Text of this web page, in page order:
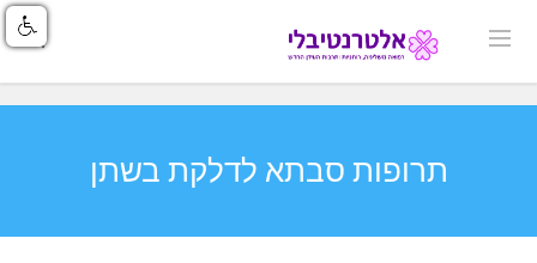
תרופות סבתא לדלקת בשתן